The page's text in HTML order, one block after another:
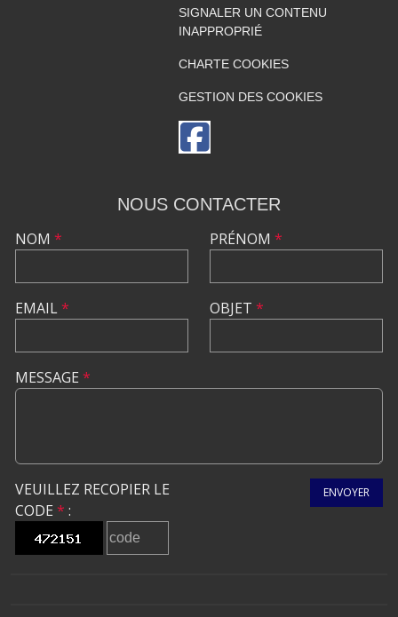
SIGNALER UN CONTENU
INAPPROPRIÉ
CHARTE COOKIES
GESTION DES COOKIES
NOUS CONTACTER
NOM *
EMAIL*
PRÉNOM *
OBJET *
MESSAGE *
VEUILLEZ RECOPIER LE
CODE * :
ENVOYER